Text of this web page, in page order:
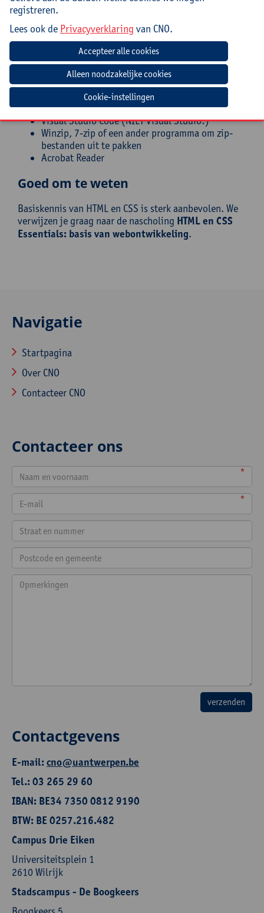
Opgeladen laptop (Windows/MacOS)
Verwachte voorbereiding door
deelnemer
Installeer ZEKER op voorhand:
Firefox (OF Chrome)
Visual Studio Code (NIET Visual Studio!)
Winzip, 7-zip of een ander programma om zip-
bestanden uit te pakken
Acrobat Reader
Goed om te weten
Basiskennis van HTML en CSS is sterk aanbevolen. We
verwijzen je graag naar de nascholing HTML en CSS
Essentials: basis van webontwikkeling.
Navigatie
Startpagina
Over CNO
Contacteer CNO
Contacteer ons
*
*
Contactgevens
E-mail:cno@uantwerpen.be
Tel.: 03 265 29 60
IBAN: BE34 7350 0812 9190
BTW: BE 0257.216.482
Campus Drie Eiken
Universiteitsplein 1
2610 Wilrijk
Stadscampus - De Boogkeers
registreren.
Lees ook de Privacyverklaring van CNO.
Cookie-instellingen